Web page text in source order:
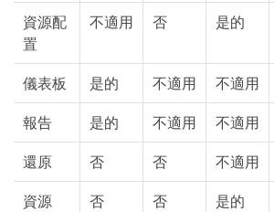
資源配
置
不適用 否 是的
儀表板 是的 不適用 不適用
報告 是的 不適用 不適用
還原 否 否 不適用
資源 否 否 是的